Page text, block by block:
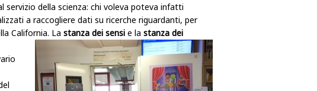
della scienza: chi voleva poteva infatti
a raccogliere dati su ricerche riguardanti, per
California. La stanza dei sensi e la stanza dei